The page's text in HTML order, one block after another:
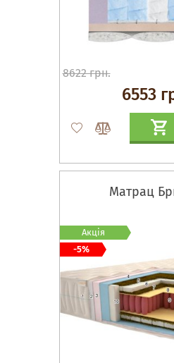
8622 грн.
6553
Матрац
Акція
-5%